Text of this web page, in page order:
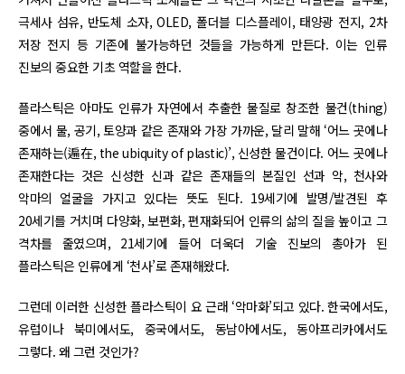
극세사 섬유, 반도체 소자, OLED, 폴더블 디스플레이, 태양광 전지, 2차
저장 전지 등 기존에 불가능하던 것들을 가능하게 만든다. 이는 인류
진보의 중요한 기초 역할을 한다.
플라스틱은 아마도 인류가 자연에서 추출한 물질로 창조한 물건(thing)
중에서 물, 공기, 토양과 같은 존재와 가장 가까운, 달리 말해 ‘어느 곳에나
존재하는(遍在, the ubiquity of plastic)’, 신성한 물건이다. 어느 곳에나
존재한다는 것은 신성한 신과 같은 존재들의 본질인 선과 악, 천사와
악마의 얼굴을 가지고 있다는 뜻도 된다. 19세기에 발명/발견된 후
20세기를 거치며 다양화, 보편화, 편재화되어 인류의 삶의 질을 높이고 그
격차를 줄였으며, 21세기에 들어 더욱더 기술 진보의 총아가 된
플라스틱은 인류에게 ‘천사’로 존재해왔다.
그런데 이러한 신성한 플라스틱이 요 근래 ‘악마화’되고 있다. 한국에서도,
유럽이나 북미에서도, 중국에서도, 동남아에서도, 동아프리카에서도
그렇다. 왜 그런 것인가?